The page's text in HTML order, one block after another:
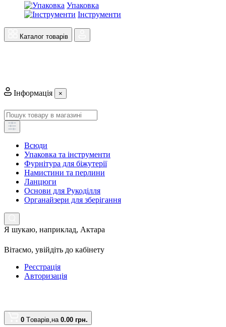
Упаковка
Інструменти
Каталог товарів
Інформація ×
Всюди
Упаковка та інструменти
Фурнітура для біжутерії
Намистини та перлини
Ланцюги
Основи для Рукоділля
Органайзери для зберігання
Я шукаю, наприклад, Актара
Вітаємо, увійдіть до кабінету
Реєстрація
Авторизація
0 Tоварів,на 0.00 грн.